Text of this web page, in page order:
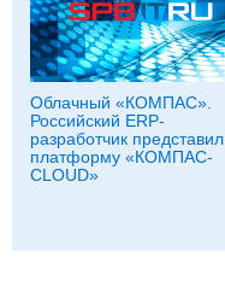
Облачный «КОМПАС».
Российский ERP-
разработчик представил
платформу «КОМПАС-
CLOUD»